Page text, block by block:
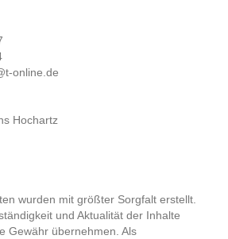
online.de
Hochartz
wurden mit größter Sorgfalt erstellt.
und Aktualität der Inhalte
Gewähr übernehmen. Als